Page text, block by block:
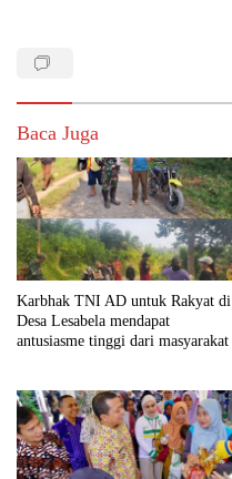
Baca Juga
Karbhak TNI AD untuk Rakyat di
Desa Lesabela mendapat
antusiasme tinggi dari masyarakat